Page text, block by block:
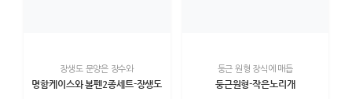
장생도 문양은 장수와
명함케이스와 볼펜2종세트-장생도
둥근 원형 장식에 매듭
둥근원형-작은노리개